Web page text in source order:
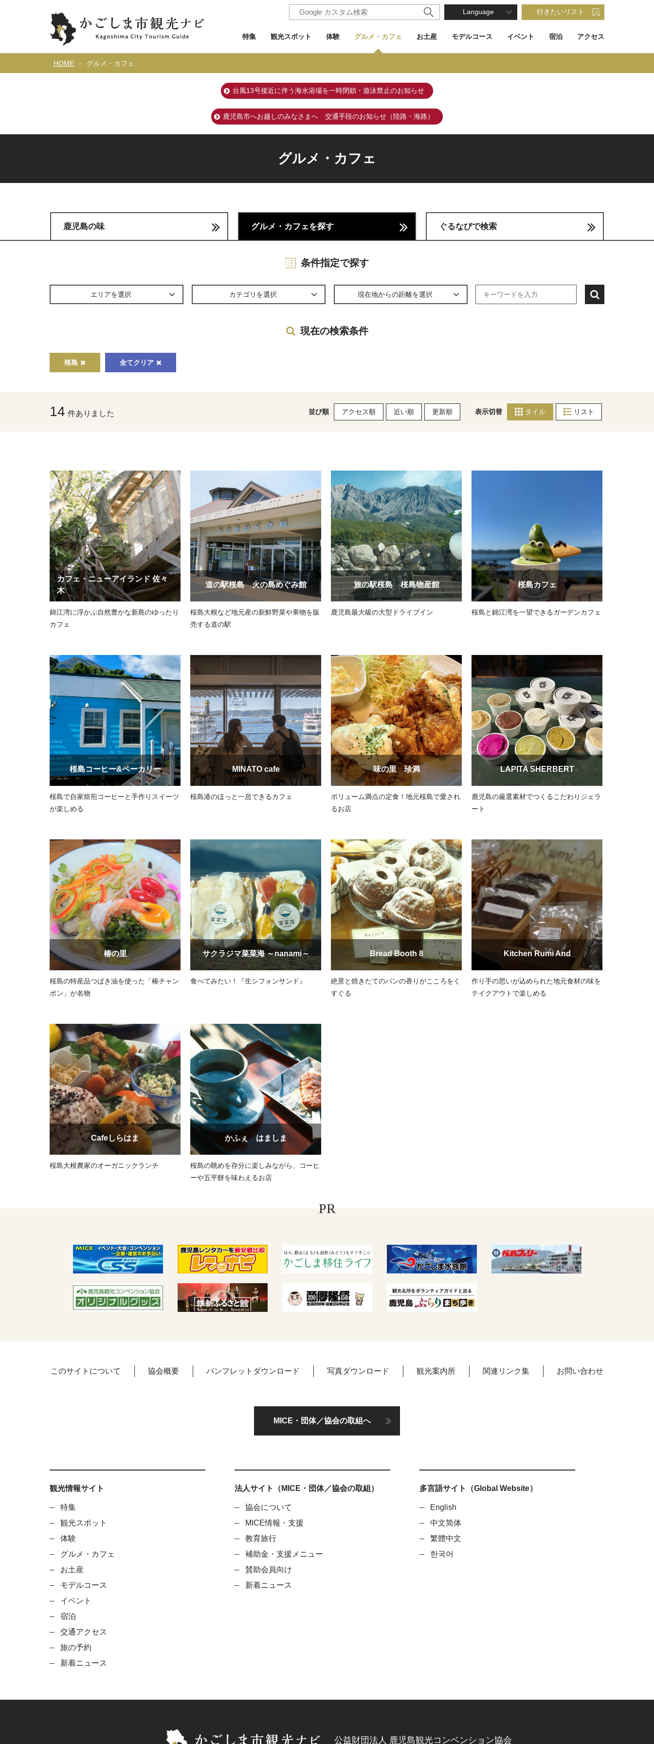
Language 行きたいリスト
特集 観光スポット 体験 グルメ・カフェ お土産 モデルコース イベント 宿泊 アクセス
HOME グルメ・カフェ
台風13号接近に伴う海水浴場を一時閉鎖・遊泳禁止のお知らせ
鹿児島市へお越しのみなさまへ 交通手段のお知らせ（陸路・海路）
グルメ・カフェ
鹿児島の味 グルメ・カフェを探す ぐるなびで検索
条件指定で探す
エリアを選択 カテゴリを選択 現在地からの距離を選択
現在の検索条件
桜島 全てクリア
14 件ありました 並び順 アクセス順 近い順 更新順 表示切替 タイル リスト
カフェ・ニューアイランド 佐々
木
錦江湾に浮かぶ自然豊かな新島のゆったり
カフェ
道の駅桜島 火の島めぐみ館
桜島大根など地元産の新鮮野菜や果物を販
売する道の駅
旅の駅桜島 桜島物産館
鹿児島最大級の大型ドライブイン
桜島カフェ
桜島と錦江湾を一望できるガーデンカフェ
桜島コーヒー&ベーカリー
桜島で自家焙煎コーヒーと手作りスイーツ
が楽しめる
MINATO cafe
桜島港のほっと一息できるカフェ
味の里 珍満
ボリューム満点の定食！地元桜島で愛され
るお店
LAPITA SHERBERT
鹿児島の厳選素材でつくるこだわりジェラ
ート
椿の里
桜島の特産品つばき油を使った「椿チャン
ポン」が名物
サクラジマ菜菜海 ～nanami～
食べてみたい！『生シフォンサンド』
Bread Booth 8
絶景と焼きたてのパンの香りがこころをく
すぐる
Kitchen Rumi And
作り手の思いが込められた地元食材の味を
テイクアウトで楽しめる
Cafeしらはま
桜島大根農家のオーガニックランチ
かふぇ はましま
桜島の眺めを存分に楽しみながら、コーヒ
ーや五平餅を味わえるお店
PR
このサイトについて 協会概要 パンフレットダウンロード 写真ダウンロード 観光案内所 関連リンク集 お問い合わせ
MICE・団体／協会の取組へ
観光情報サイト
特集
観光スポット
体験
グルメ・カフェ
お土産
モデルコース
イベント
宿泊
交通アクセス
旅の予約
新着ニュース
法人サイト（MICE・団体／協会の取組）
協会について
MICE情報・支援
教育旅行
補助金・支援メニュー
賛助会員向け
新着ニュース
多言語サイト（Global Website）
English
中文简体
繁體中文
한국어
公益財団法人 鹿児島観光コンベンション協会